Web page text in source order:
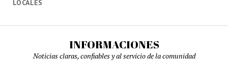
LOCALES
INFORMACIONES
Noticias claras, confiables y al servicio de la comunidad